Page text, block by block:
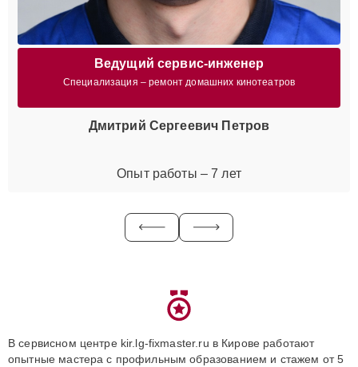
Ведущий сервис-инженер
Специализация – ремонт домашних кинотеатров
Дмитрий Сергеевич Петров
Опыт работы – 7 лет
В сервисном центре kir.lg-fixmaster.ru в Кирове работают
опытные мастера с профильным образованием и стажем от 5